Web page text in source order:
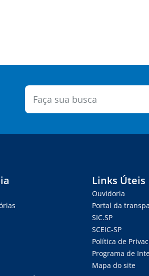
Links Úteis
Ouvidoria
Portal da
SIC.SP
SCEIC-SP
Política de
Programa de
Mapa do site